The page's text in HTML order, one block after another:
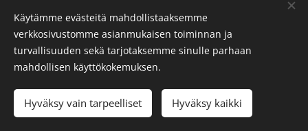
Y-tunnus 3471392-2
Silran.pirkanmaa@gmail.com
Evästeet
Käytämme evästeitä mahdollistaaksemme
verkkosivustomme asianmukaisen toiminnan ja
turvallisuuden sekä tarjotaksemme sinulle parhaan
mahdollisen käyttökokemuksen.
Hyväksy vain tarpeelliset Hyväksy kaikki